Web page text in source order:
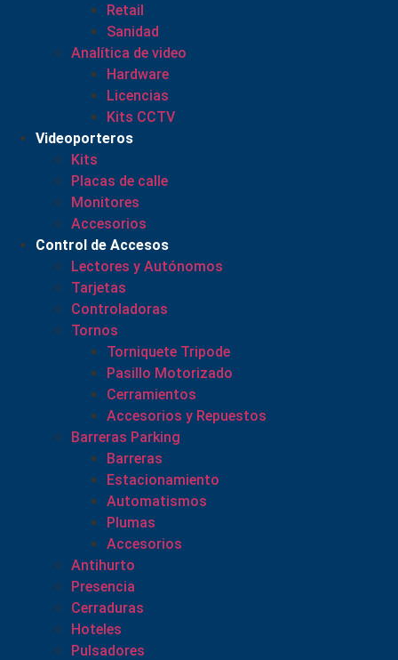
Retail
Sanidad
Analítica de video
Hardware
Licencias
Kits CCTV
Videoporteros
Kits
Placas de calle
Monitores
Accesorios
Control de Accesos
Lectores y Autónomos
Tarjetas
Controladoras
Tornos
Torniquete Tripode
Pasillo Motorizado
Cerramientos
Accesorios y Repuestos
Barreras Parking
Barreras
Estacionamiento
Automatismos
Plumas
Accesorios
Antihurto
Presencia
Cerraduras
Hoteles
Pulsadores